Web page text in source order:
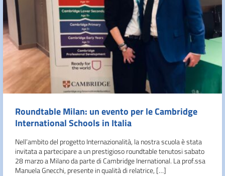
Roundtable Milan: un evento per le Cambridge
International Schools in Italia
Nell’ambito del progetto Internazionalità, la nostra scuola è stata
invitata a partecipare a un prestigioso roundtable tenutosi sabato
28 marzo a Milano da parte di Cambridge Inernational. La prof.ssa
Manuela Gnecchi, presente in qualità di relatrice, […]